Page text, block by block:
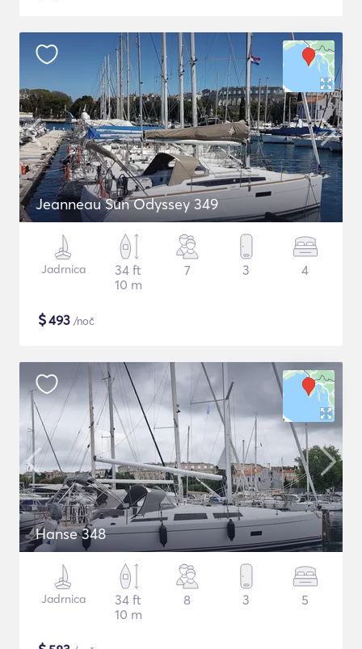
Jeanneau Sun Odyssey 349
Jadrnica
34 ft
10 m
7 3 4
$493 /noč
Hanse 348
Jadrnica
34 ft
10 m
8 3 5